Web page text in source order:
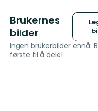
Brukernes
bilder
Ingen brukerbilder ennå.
første til å dele!